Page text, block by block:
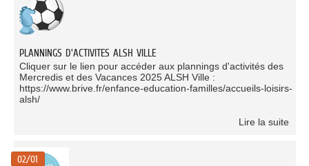
PLANNINGS D'ACTIVITES ALSH VILLE
Cliquer sur le lien pour accéder aux plannings d'activités des
Mercredis et des Vacances 2025 ALSH Ville :
https://www.brive.fr/enfance-education-familles/accueils-loisirs-
alsh/
Lire la suite
02/01